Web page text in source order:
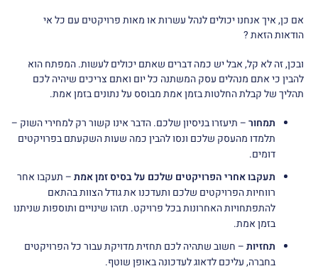
אם כן, איך אנחנו יכולים לנהל עשרות או מאות פרויקטים עם כל אי
הודאות הזאת ?
ובכן, זה לא קל, אבל יש כמה דברים שאתם יכולים לעשות. המפתח הוא
להבין כי אתם מנהלים עסק המשתנה כל יום ואתם צריכים שיהיה לכם
תהליך של קבלת החלטות בזמן אמת מבוסס על נתונים בזמן אמת.
תמחור– תיעזרו בניסיון שלכם. הדבר אינו קשור רק למחירי השוק –
תלמדו מהעסק שלכם ונסו להבין כמה שעות השקעתם בפרויקטים
דומים.
תעקבו אחרי הפרויקטים שלכם על בסיס זמן אמת– תעקבו אחר
רווחיות הפרויקטים שלכם ותעדכנו את גודל הצוות בהתאם
להתפתחויות האחרונות בכל פרויקט. תזהו שינויים ותוספות שניתנו
בזמן אמת.
תחזיות– חשוב שתהיה לכם תחזית מדויקת עבור כל הפרויקטים
בחברה, עליכם לדאוג לעדכונה באופן שוטף.